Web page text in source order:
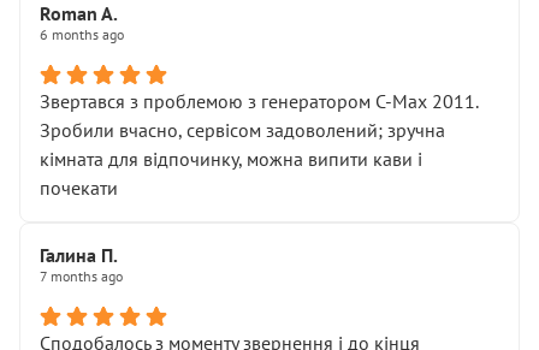
Roman A.
6 months ago
Звертався з проблемою з генератором C-Max 2011.
Зробили вчасно, сервісом задоволений; зручна
кімната для відпочинку, можна випити кави і
почекати
Галина П.
7 months ago
Сподобалось з моменту звернення і до кінця